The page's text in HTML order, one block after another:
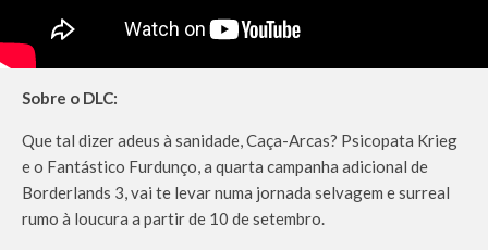
Sobre o DLC:
Que tal dizer adeus à sanidade, Caça-Arcas? Psicopata Krieg
e o Fantástico Furdunço, a quarta campanha adicional de
Borderlands 3, vai te levar numa jornada selvagem e surreal
rumo à loucura a partir de 10 de setembro.